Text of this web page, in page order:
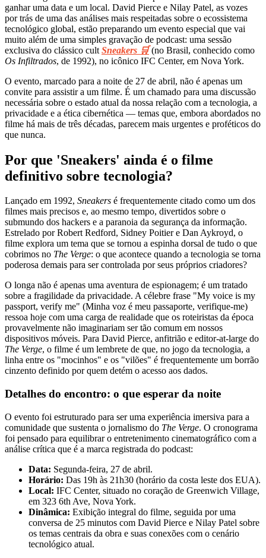
ganhar uma data e um local. David Pierce e Nilay Patel, as vozes
por trás de uma das análises mais respeitadas sobre o ecossistema
tecnológico global, estão preparando um evento especial que vai
muito além de uma simples gravação de podcast: uma sessão
exclusiva do clássico cult Sneakers 🛒(no Brasil, conhecido como
Os Infiltrados, de 1992), no icônico IFC Center, em Nova York.
O evento, marcado para a noite de 27 de abril, não é apenas um
convite para assistir a um filme. É um chamado para uma discussão
necessária sobre o estado atual da nossa relação com a tecnologia, a
privacidade e a ética cibernética — temas que, embora abordados no
filme há mais de três décadas, parecem mais urgentes e proféticos do
que nunca.
Por que 'Sneakers' ainda é o filme
definitivo sobre tecnologia?
Lançado em 1992, Sneakers é frequentemente citado como um dos
filmes mais precisos e, ao mesmo tempo, divertidos sobre o
submundo dos hackers e a paranoia da segurança da informação.
Estrelado por Robert Redford, Sidney Poitier e Dan Aykroyd, o
filme explora um tema que se tornou a espinha dorsal de tudo o que
cobrimos no The Verge: o que acontece quando a tecnologia se torna
poderosa demais para ser controlada por seus próprios criadores?
O longa não é apenas uma aventura de espionagem; é um tratado
sobre a fragilidade da privacidade. A célebre frase "My voice is my
passport, verify me" (Minha voz é meu passaporte, verifique-me)
ressoa hoje com uma carga de realidade que os roteiristas da época
provavelmente não imaginariam ser tão comum em nossos
dispositivos móveis. Para David Pierce, anfitrião e editor-at-large do
The Verge, o filme é um lembrete de que, no jogo da tecnologia, a
linha entre os "mocinhos" e os "vilões" é frequentemente um borrão
cinzento definido por quem detém o acesso aos dados.
Detalhes do encontro: o que esperar da noite
O evento foi estruturado para ser uma experiência imersiva para a
comunidade que sustenta o jornalismo do The Verge. O cronograma
foi pensado para equilibrar o entretenimento cinematográfico com a
análise crítica que é a marca registrada do podcast:
Data: Segunda-feira, 27 de abril.
Horário: Das 19h às 21h30 (horário da costa leste dos EUA).
Local: IFC Center, situado no coração de Greenwich Village,
em 323 6th Ave, Nova York.
Dinâmica: Exibição integral do filme, seguida por uma
conversa de 25 minutos com David Pierce e Nilay Patel sobre
os temas centrais da obra e suas conexões com o cenário
tecnológico atual.